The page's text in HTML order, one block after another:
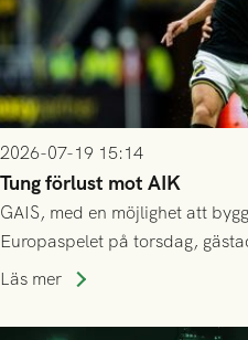
2026-07-19 15:14
Tung förlust mot AIK
GAIS, med en möjlighet att
Europaspelet på torsdag,
Stockholm . Men trots konstant
lyckades få in 2-0.
Läs mer